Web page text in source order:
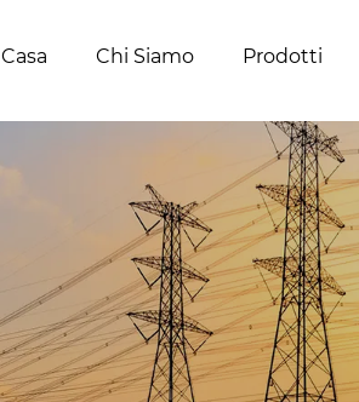
Casa Chi Siamo Prodotti